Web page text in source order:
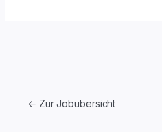
← Zur Jobübersicht